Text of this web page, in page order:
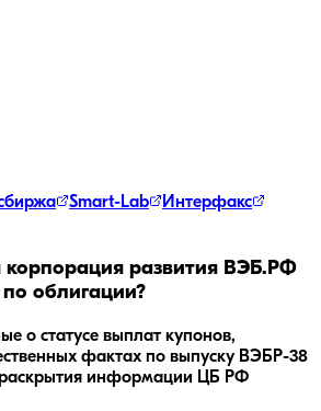
Smart-Lab Интерфакс
корпорация развития ВЭБ.РФ
облигации?
о статусе выплат купонов,
фактах по выпуску ВЭБP-38
раскрытия информации ЦБ РФ